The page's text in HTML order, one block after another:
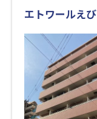
エトワールえ